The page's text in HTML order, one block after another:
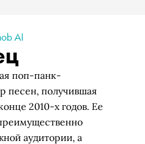
AI
поп-панк-
песен, получившая
2010-х годов. Ее
аудитории, а